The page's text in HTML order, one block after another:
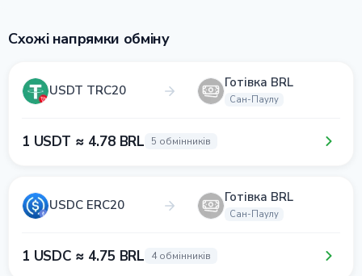
Схожі напрямки обміну
USDT TRC20 Готівка BRL
Сан-Паулу
1 USDT ≈ 4.78 BRL 5 обмінників
USDC ERC20 Готівка BRL
Сан-Паулу
1 USDC ≈ 4.75 BRL 4 обмінників